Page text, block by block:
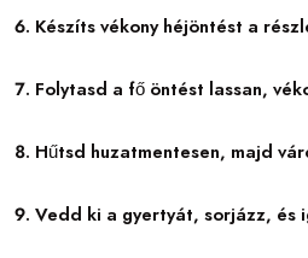
Készíts vékony héjöntést a
Folytasd a fő öntést lassan,
Hűtsd huzatmentesen, majd
Vedd ki a gyertyát, sorjázz, és